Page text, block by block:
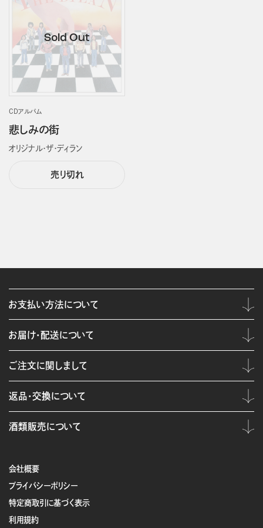
CDアルバム
悲しみの街
オリジナル・ザ・ディラン
売り切れ
会社概要
プライバシーポリシー
特定商取引に基づく表示
利用規約
お支払い方法について
お届け・配送について
ご注文に関しまして
返品・交換について
酒類販売について